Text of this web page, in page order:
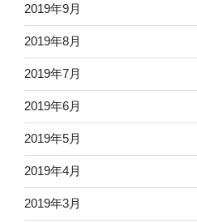
2019年9月
2019年8月
2019年7月
2019年6月
2019年5月
2019年4月
2019年3月